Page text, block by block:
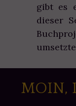
gibt es
dieser
MOIN,